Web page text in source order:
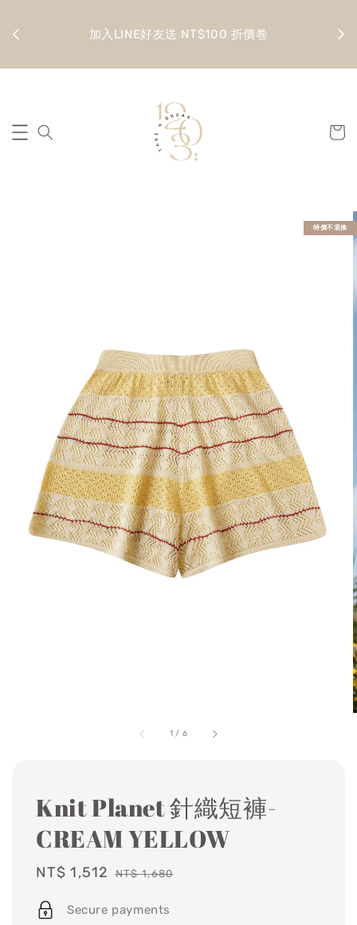
加入LINE好友送 NT$100 折價卷
1 / 6
特價不退換
Knit Planet 針織短褲-
CREAM YELLOW
Sale
NT$ 1,512 Regular
NT$ 1,680
Secure payments